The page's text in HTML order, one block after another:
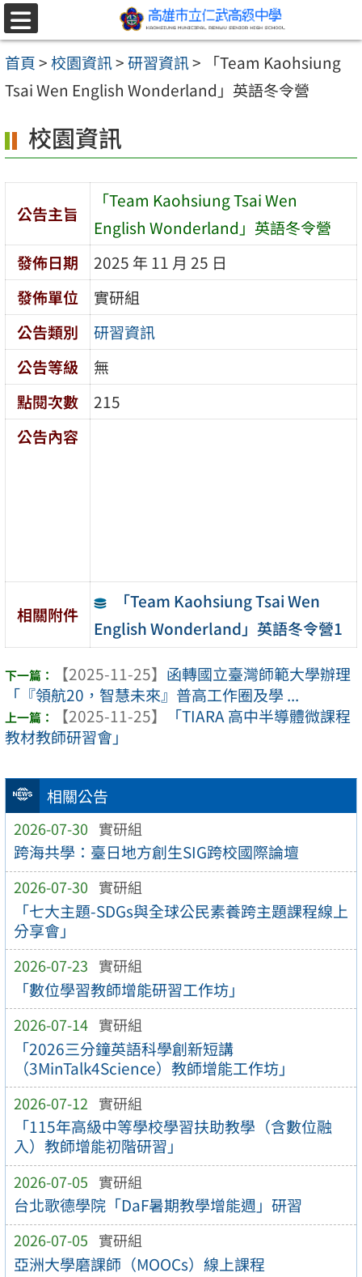
跳至主要內容區
選
單
首頁>校園資訊>研習資訊>
「Team Kaohsiung
Tsai Wen English Wonderland」英語冬令營
相關公告
2026-07-30 實研組
跨海共學：臺日地方創生SIG跨校國際論壇
2026-07-30 實研組
「七大主題-SDGs與全球公民素養跨主題課程線上
分享會」
2026-07-23 實研組
「數位學習教師增能研習工作坊」
2026-07-14 實研組
「2026三分鐘英語科學創新短講
（3MinTalk4Science）教師增能工作坊」
2026-07-12 實研組
「115年高級中等學校學習扶助教學（含數位融
入）教師增能初階研習」
2026-07-05 實研組
台北歌德學院「DaF暑期教學增能週」研習
2026-07-05 實研組
亞洲大學磨課師（MOOCs）線上課程
校園資訊
公告主旨
「Team Kaohsiung Tsai Wen
English Wonderland」英語冬令營
發佈日期
2025 年 11 月 25 日
發佈單位
實研組
公告類別
研習資訊
公告等級
無
點閱次數
215
公告內容
相關附件
「Team Kaohsiung Tsai Wen
English Wonderland」英語冬令營1
【2025-11-25】 函轉國立臺灣師範大學辦理
「『領航20，智慧未來』普高工作圈及學 ...
【2025-11-25】
「TIARA 高中半導體微課程
教材教師研習會」